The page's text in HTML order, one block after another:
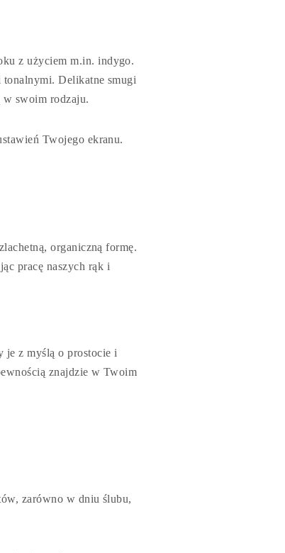
z użyciem m.in. indygo.
Delikatne smugi
w swoim rodzaju.
Twojego ekranu.
organiczną formę.
pracę naszych rąk i
je z myślą o prostocie i
znajdzie w Twoim
zarówno w dniu ślubu,